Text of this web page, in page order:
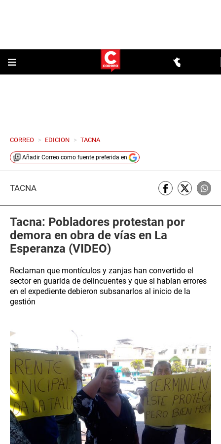
CORREO > EDICION > TACNA
Añadir Correo como fuente preferida en
TACNA
Tacna: Pobladores protestan por
demora en obra de vías en La
Esperanza (VIDEO)
Reclaman que montículos y zanjas han convertido el
sector en guarida de delincuentes y que si habían errores
en el expediente debieron subsanarlos al inicio de la
gestión